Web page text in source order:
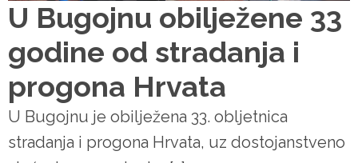
U Bugojnu obilježene 33
godine od stradanja i
progona Hrvata
U Bugojnu je obilježena 33. obljetnica
stradanja i progona Hrvata, uz dostojanstveno